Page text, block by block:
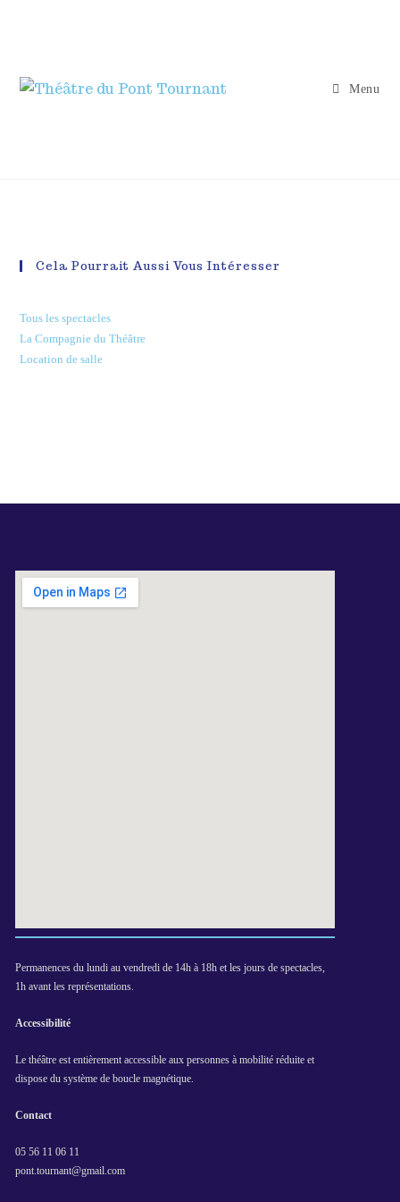
Menu
Cela Pourrait Aussi Vous Intéresser
Tous les spectacles
La Compagnie du Théâtre
Location de salle
Permanences du lundi au vendredi de 14h à 18h et les jours de spectacles,
1h avant les représentations.
Accessibilité
Le théâtre est entièrement accessible aux personnes à mobilité réduite et
dispose du système de boucle magnétique.
Contact
05 56 11 06 11
pont.tournant@gmail.com